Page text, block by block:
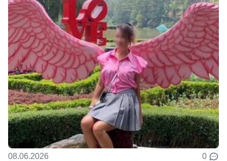
08.06.2026 0